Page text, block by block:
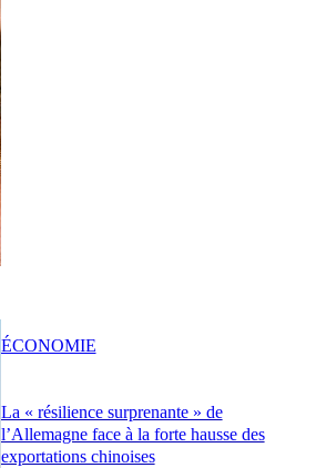
La « résilience surprenante » de
l’Allemagne face à la forte hausse des
exportations chinoises
ÉCONOMIE